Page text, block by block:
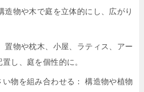
造物や木で庭を立体的にし、広がり
置物や枕木、小屋、ラティス、アー
し、庭を個性的に。
い物を組み合わせる： 構造物や植物